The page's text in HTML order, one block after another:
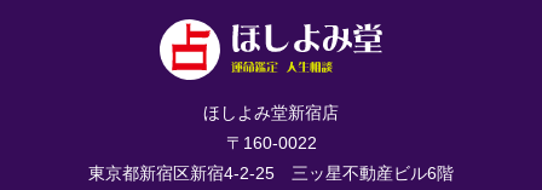
ほしよみ堂新宿店
〒160-0022
東京都新宿区新宿4-2-25 三ッ星不動産ビル6階